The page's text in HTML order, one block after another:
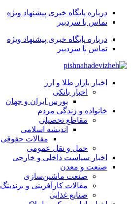
درباره پایگاه خبری پیشنهاد ویژه
تماس با سردبیر
درباره پایگاه خبری پیشنهاد ویژه
تماس با سردبیر
اخبار بازار طلا و ارز
اخبار بانکی
بورس ایران و جهان
خانواده و زندگی مردم
مقاطع تحصیلی
اندیشه اسلامی
مقالات حقوقی
حمل و نقل عمومی
اخبار سیاست داخلی و خارجی
صنعت و معدن
صنعت ماشین‌سازی
مقالات کارآفرینی و برندینگ
صنایع غذایی